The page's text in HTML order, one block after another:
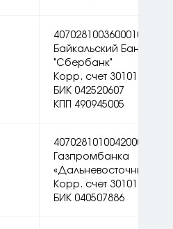
40702810036000100296 в
Байкальский Банк ПАО
"Сбербанк"
Корр. счет
БИК 042520607
КПП 490945005
40702810100420001705
Газпромбанка
«Дальневосточный»
Корр. счет
БИК 040507886